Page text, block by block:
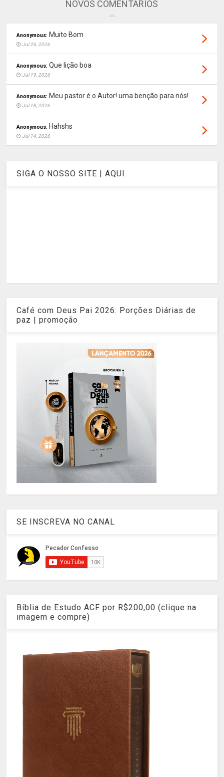
NOVOS COMENTÁRIOS
Anonymous: Muito Bom
Jul 26, 2026
Anonymous: Que lição boa
Jul 19, 2026
Anonymous: Meu pastor é o Autor! uma benção para nós!
Jul 18, 2026
Anonymous: Hahshs
Jul 14, 2026
SIGA O NOSSO SITE | AQUI
Café com Deus Pai 2026: Porções Diárias de
paz | promoção
SE INSCREVA NO CANAL
Bíblia de Estudo ACF por R$200,00 (clique na
imagem e compre)